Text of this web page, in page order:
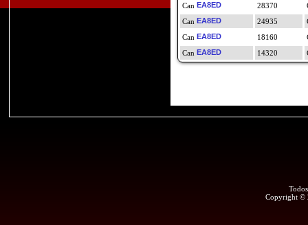
EA8ED
28370
EA8ED
24935
EA8ED
18160
EA8ED
14320
Copyright ©